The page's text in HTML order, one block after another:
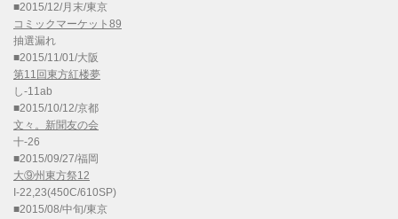
■2015/12/月末/東京
コミックマーケット89
抽選漏れ
■2015/11/01/大阪
第11回東方紅楼夢
し-11ab
■2015/10/12/京都
文々。新聞友の会
十-26
■2015/09/27/福岡
大⑨州東方祭12
I-22,23(450C/610SP)
■2015/08/中旬/東京